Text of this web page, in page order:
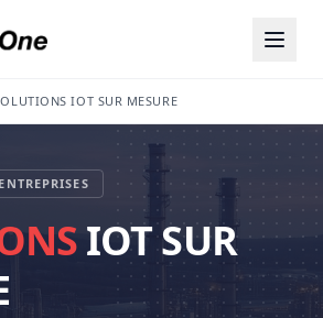
IOT SUR MESURE
IOT SUR